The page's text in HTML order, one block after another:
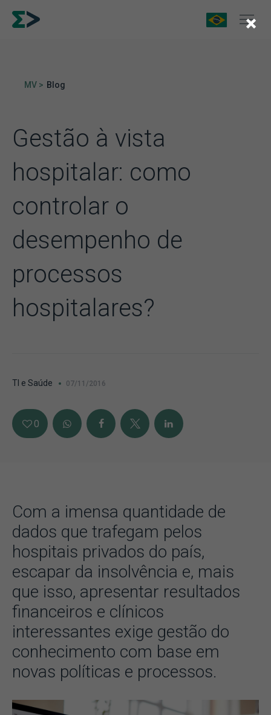
MV > Blog
Gestão à vista
hospitalar: como
controlar o
desempenho de
processos
hospitalares?
TI e Saúde 07/11/2016
0
Com a imensa quantidade de
dados que trafegam pelos
hospitais privados do país,
escapar da insolvência e, mais
que isso, apresentar resultados
financeiros e clínicos
interessantes exige gestão do
conhecimento com base em
novas políticas e processos.
×